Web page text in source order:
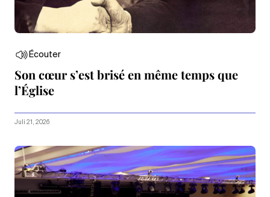
Écouter
Son cœur s’est brisé en même temps que
l’Église
Juli 21, 2026